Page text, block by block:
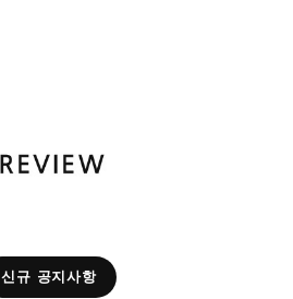
신규 공지사항